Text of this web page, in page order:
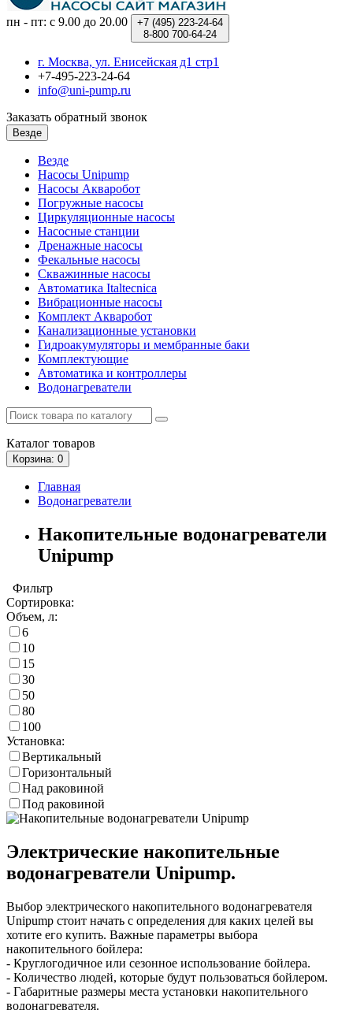
пн - пт: с 9.00 до 20.00 +7 (495) 223-24-64
8-800 700-64-24
г. Москва, ул. Енисейская д1 стр1
+7-495-223-24-64
info@uni-pump.ru
Заказать обратный звонок
Везде
Везде
Насосы Unipump
Насосы Акваробот
Погружные насосы
Циркуляционные насосы
Насосные станции
Дренажные насосы
Фекальные насосы
Скважинные насосы
Автоматика Italtecnica
Вибрационные насосы
Комплект Акваробот
Канализационные установки
Гидроакумуляторы и мембранные баки
Комплектующие
Автоматика и контроллеры
Водонагреватели
Каталог товаров
Корзина: 0
Главная
Водонагреватели
Накопительные водонагреватели
Unipump
Фильтр
Сортировка:
Объем, л:
6
10
15
30
50
80
100
Установка:
Вертикальный
Горизонтальный
Над раковиной
Под раковиной
Электрические накопительные
водонагреватели Unipump.
Выбор электрического накопительного водонагревателя
Unipump стоит начать с определения для каких целей вы
хотите его купить. Важные параметры выбора
накопительного бойлера:
- Круглогодичное или сезонное использование бойлера.
- Количество людей, которые будут пользоваться бойлером.
- Габаритные размеры места установки накопительного
водонагревателя.